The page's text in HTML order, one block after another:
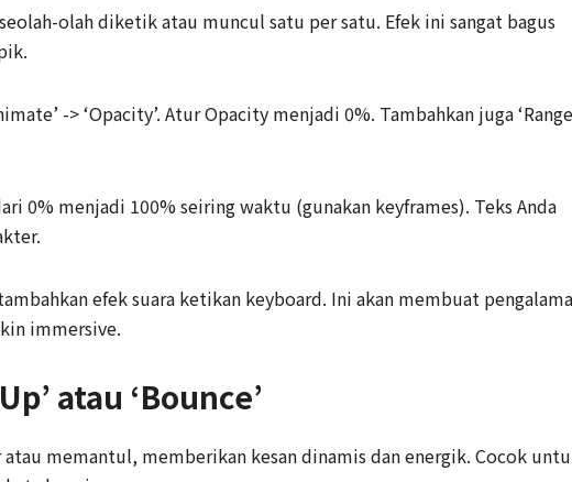
olah diketik atau muncul satu per satu. Efek ini sangat bagus
-> ‘Opacity’. Atur Opacity menjadi 0%. Tambahkan juga ‘Range
0% menjadi 100% seiring waktu (gunakan keyframes). Teks Anda
efek suara ketikan keyboard. Ini akan membuat
immersive.
atau ‘Bounce’
memantul, memberikan kesan dinamis dan energik. Cocok